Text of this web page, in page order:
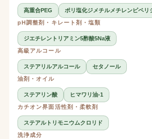
高重合PEG
ポリ塩化ジメチルメチレンピペリ
pH調整剤・キレート剤・塩類
ジエチレントリアミン5酢酸5Na液
高級アルコール
ステアリルアルコール
セタノール
油剤・オイル
ステアリン酸
ヒマワリ油-1
カチオン界面活性剤・柔軟剤
ステアルトリモニウムクロリド
洗浄成分